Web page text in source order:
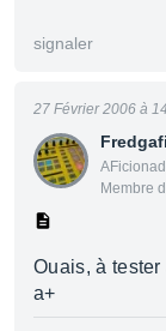
signaler
Membre
27 Février 2006 à
Ouais, à
a+